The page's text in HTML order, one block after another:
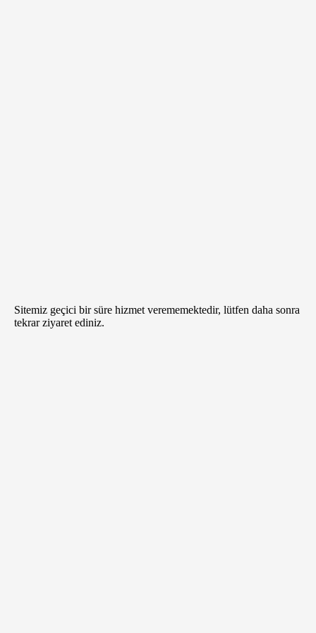
Sitemiz geçici bir süre hizmet verememektedir, lütfen daha sonra
tekrar ziyaret ediniz.